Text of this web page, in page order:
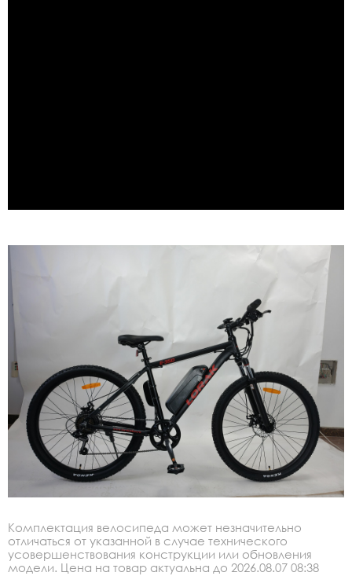
Комплектация велосипеда может незначительно
отличаться от указанной в случае технического
усовершенствования конструкции или обновления
модели. Цена на товар актуальна до 2026.08.07 08:38